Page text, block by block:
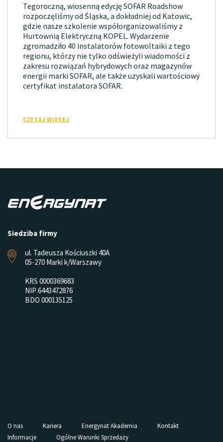
Tegoroczną, wiosenną edycję SOFAR Roadshow
rozpoczęliśmy od Śląska, a dokładniej od Katowic,
gdzie nasze szkolenie współorganizowaliśmy z
Hurtownią Elektryczną KOPEL. Wydarzenie
zgromadziło 40 instalatorów fotowoltaiki z tego
regionu, którzy nie tylko odświeżyli wiadomości z
zakresu rozwiązań hybrydowych oraz magazynów
energii marki SOFAR, ale także uzyskali wartościowy
certyfikat instalatora SOFAR.
CZYTAJ WIĘCEJ
Siedziba firmy
ul. Tadeusza Kościuszki 40A
05-270 Marki k/Warszawy
KRS 0000369683
NIP 6443472876
BDO 000135125
O nas Kariera Energynat Akademia
Kontakt
Informacje
Ogólne Warunki Sprzedaży